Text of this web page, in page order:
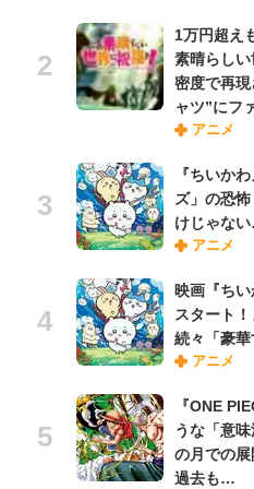
1万円超え
素晴らし
密度で再
ャツ”にフ
アニメ
『ちいか
ズ」の恐
けじゃな
アニメ
映画『ち
スタート
続々「豪華
アニメ
『ONE
うな「意
の月での
過去も…